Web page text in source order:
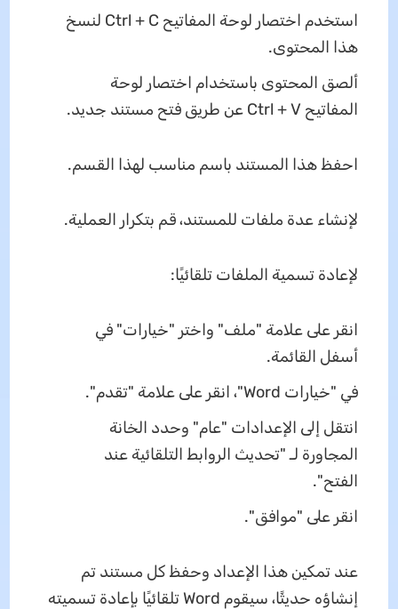
استخدم اختصار لوحة المفاتيح Ctrl + C لنسخ
هذا المحتوى.
ألصق المحتوى باستخدام اختصار لوحة
المفاتيح Ctrl + V عن طريق فتح مستند جديد.
احفظ هذا المستند باسم مناسب لهذا القسم.
لإنشاء عدة ملفات للمستند، قم بتكرار العملية.
لإعادة تسمية الملفات تلقائيًا:
انقر على علامة "ملف" واختر "خيارات" في
أسفل القائمة.
في "خيارات Word"، انقر على علامة "تقدم".
انتقل إلى الإعدادات "عام" وحدد الخانة
المجاورة لـ "تحديث الروابط التلقائية عند
الفتح".
انقر على "موافق".
عند تمكين هذا الإعداد وحفظ كل مستند تم
إنشاؤه حديثًا، سيقوم Word تلقائيًا بإعادة تسميته